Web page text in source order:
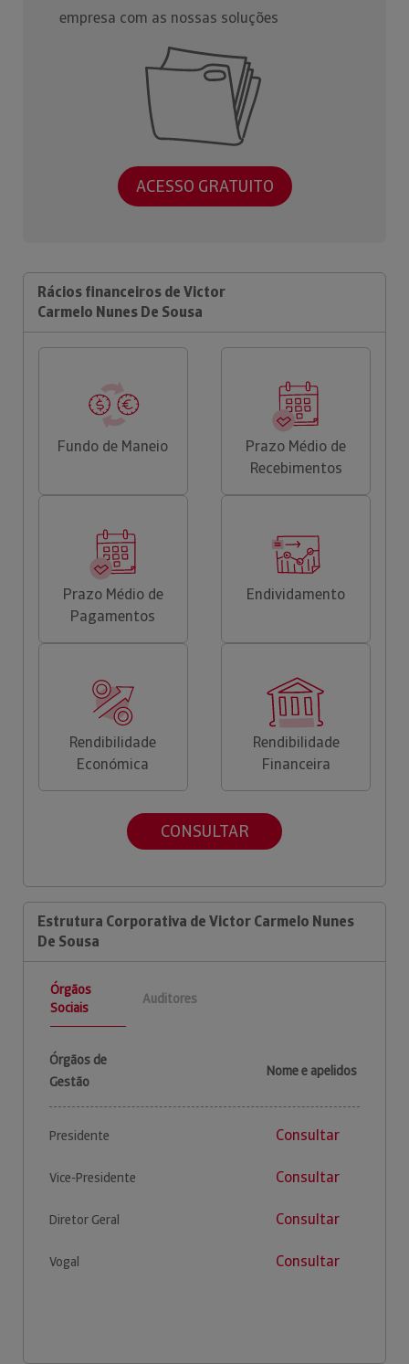
empresa com as nossas soluções
ACESSO GRATUITO
Rácios financeiros de Victor
Carmelo Nunes De Sousa
Fundo de Maneio
Prazo Médio de
Recebimentos
Prazo Médio de
Pagamentos
Endividamento
Rendibilidade
Económica
Rendibilidade
Financeira
CONSULTAR
Estrutura Corporativa de Victor Carmelo Nunes
De Sousa
Órgãos
Sociais
Auditores
Órgãos de
Gestão
Nome e apelidos
Presidente Consultar
Vice-Presidente Consultar
Diretor Geral Consultar
Vogal Consultar